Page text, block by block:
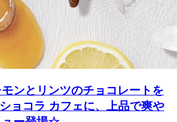
ンとリンツのチョコレートを
ョコラ カフェに、上品で爽や